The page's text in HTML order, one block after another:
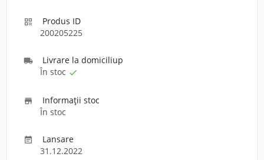

Produs ID
200205225
 Livrare la domiciliup
În stoc 

Informaţii stoc
În stoc

Lansare
31.12.2022